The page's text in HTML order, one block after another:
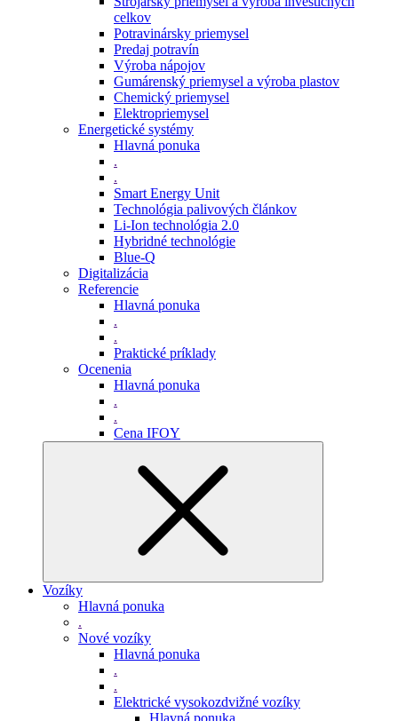
celkov
Potravinársky priemysel
Predaj potravín
Výroba nápojov
Gumárenský priemysel a výroba plastov
Chemický priemysel
Elektropriemysel
Energetické systémy
Hlavná ponuka
.
.
Smart Energy Unit
Technológia palivových článkov
Li-Ion technológia 2.0
Hybridné technológie
Blue-Q
Digitalizácia
Referencie
Hlavná ponuka
.
.
Praktické príklady
Ocenenia
Hlavná ponuka
.
.
Cena IFOY
Vozíky
Hlavná ponuka
.
Nové vozíky
Hlavná ponuka
.
.
Elektrické vysokozdvižné vozíky
Hlavná ponuka